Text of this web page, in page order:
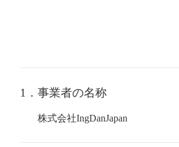
1．事業者の名称
株式会社IngDanJapan